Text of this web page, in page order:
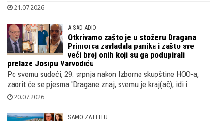
21.07.2026
A SAD ADIO
Otkrivamo zašto je u stožeru Dragana
Primorca zavladala panika i zašto sve
veći broj onih koji su ga podupirali
prelaze Josipu Varvodiću
Po svemu sudeći, 29. srpnja nakon Izborne skupštine HOO-a,
zaorit će se pjesma 'Dragane znaj, svemu je kraj(ač), idi i..
20.07.2026
SAMO ZA ELITU